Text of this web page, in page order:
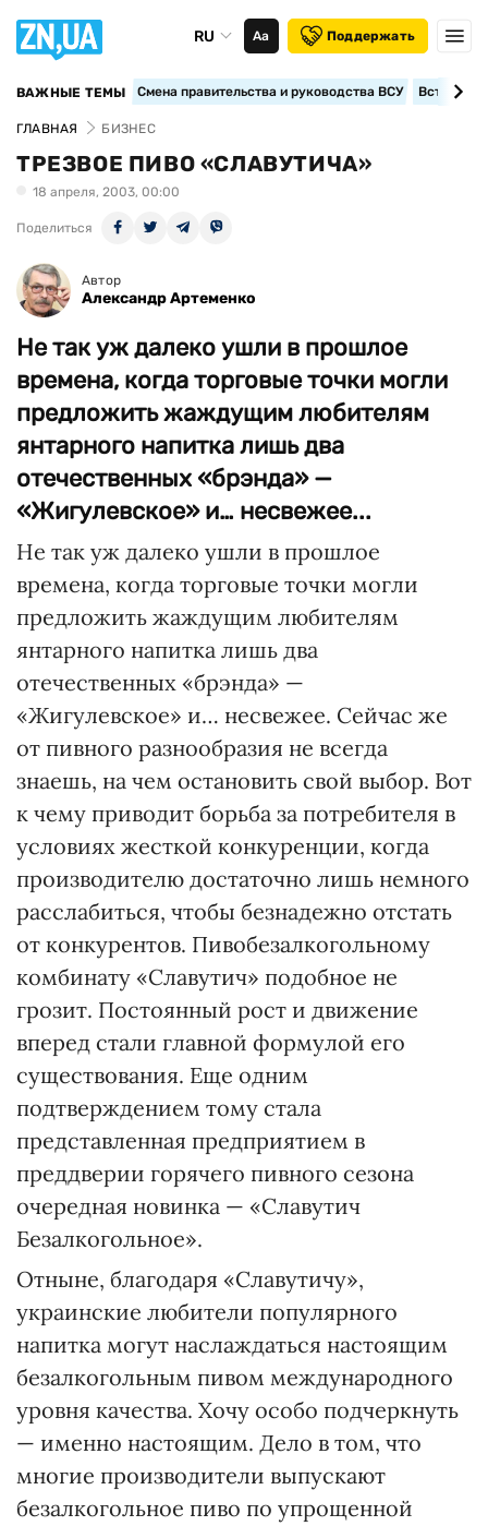
RU Аа Поддержать
ВАЖНЫЕ ТЕМЫ Смена правительства и руководства ВСУ
ГЛАВНАЯ БИЗНЕС
ТРЕЗВОЕ ПИВО «СЛАВУТИЧА»
18 апреля, 2003, 00:00
Поделиться
Автор
Александр Артеменко
Не так уж далеко ушли в прошлое
времена, когда торговые точки могли
предложить жаждущим любителям
янтарного напитка лишь два
отечественных «брэнда» —
«Жигулевское» и… несвежее...
Не так уж далеко ушли в прошлое
времена, когда торговые точки могли
предложить жаждущим любителям
янтарного напитка лишь два
отечественных «брэнда» —
«Жигулевское» и… несвежее. Сейчас же
от пивного разнообразия не всегда
знаешь, на чем остановить свой выбор. Вот
к чему приводит борьба за потребителя в
условиях жесткой конкуренции, когда
производителю достаточно лишь немного
расслабиться, чтобы безнадежно отстать
от конкурентов. Пивобезалкогольному
комбинату «Славутич» подобное не
грозит. Постоянный рост и движение
вперед стали главной формулой его
существования. Еще одним
подтверждением тому стала
представленная предприятием в
преддверии горячего пивного сезона
очередная новинка — «Славутич
Безалкогольное».
Отныне, благодаря «Славутичу»,
украинские любители популярного
напитка могут наслаждаться настоящим
безалкогольным пивом международного
уровня качества. Хочу особо подчеркнуть
— именно настоящим. Дело в том, что
многие производители выпускают
безалкогольное пиво по упрощенной